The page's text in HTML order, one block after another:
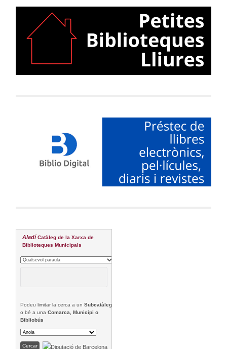
Aladí Catàleg de la Xarxa de
Biblioteques Municipals
Podeu limitar la cerca a unSubcatàleg
o bé a unaComarca, Municipi o
Bibliobús